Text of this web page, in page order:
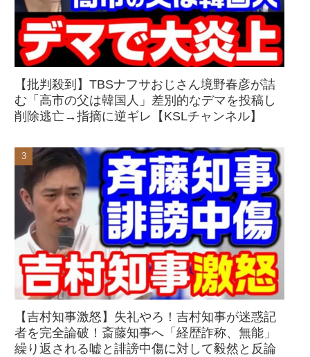
【批判殺到】TBSナフサおじさん境野春彦が詰
む「高市の父は韓国人」差別的なデマを投稿し
削除逃亡→指摘に逆ギレ【KSLチャンネル】
【吉村知事激怒】失礼やろ！吉村知事が迷惑記
者を完全論破！斎藤知事へ「経歴詐称、無能」
繰り返される嘘と誹謗中傷に対して毅然と反論